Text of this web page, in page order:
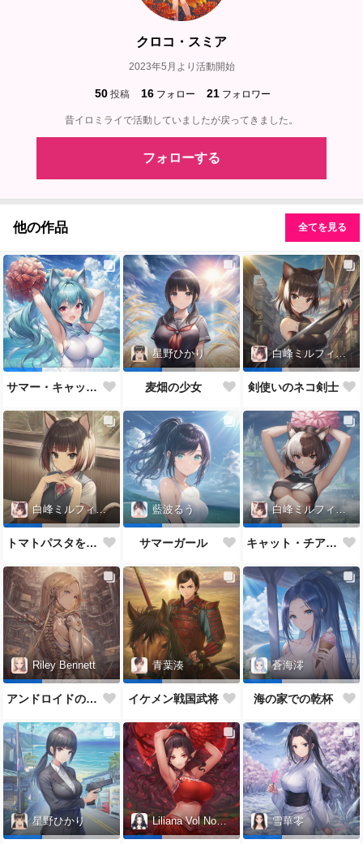
クロコ・スミア
2023年5月より活動開始
50 投稿 16 フォロー 21 フォロワー
昔イロミライで活動していましたが戻ってきました。
フォローする
他の作品 全てを見る
サマー・キャット・チアガール
星野ひかり
麦畑の少女
白峰ミルフィーユ
剣使いのネコ剣士
白峰ミルフィーユ
トマトパスタを食べるネコJK
藍波るう
サマーガール
白峰ミルフィーユ
キャット・チアガール
Riley Bennett
アンドロイドの女性
青葉湊
イケメン戦国武将
蒼海澪
海の家での乾杯
星野ひかり Liliana Vol Noctis 雪華零